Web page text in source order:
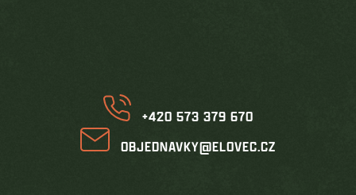
+420 573 379 670
OBJEDNAVKY@ELOVEC.CZ